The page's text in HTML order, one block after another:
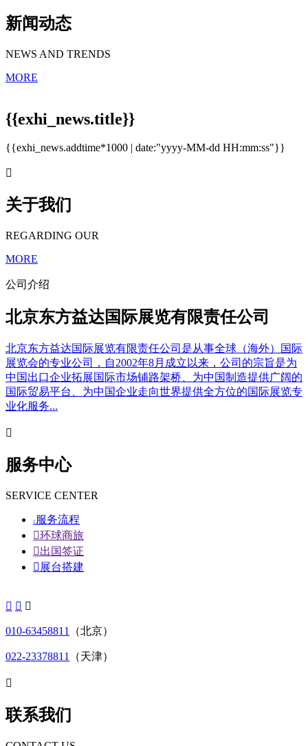
新闻动态
NEWS AND TRENDS
MORE
{{exhi_news.title}}
{{exhi_news.addtime*1000 | date:"yyyy-MM-dd HH:mm:ss"}}

关于我们
REGARDING OUR
MORE
公司介绍
北京东方益达国际展览有限责任公司
北京东方益达国际展览有限责任公司是从事全球（海外）国际
展览会的专业公司，自2002年8月成立以来，公司的宗旨是为
中国出口企业拓展国际市场铺路架桥、为中国制造提供广阔的
国际贸易平台、为中国企业走向世界提供全方位的国际展览专
业化服务...

服务中心
SERVICE CENTER
 服务流程
环球商旅
出国签证
 展台搭建
  
010-63458811 （北京）
022-23378811 （天津）

联系我们